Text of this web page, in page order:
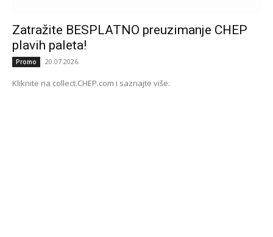
Zatražite BESPLATNO preuzimanje CHEP
plavih paleta!
Promo 20.07.2026.
Kliknite na collect.CHEP.com i saznajte više.